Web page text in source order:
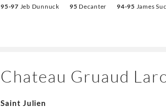
95-97 Jeb Dunnuck 95 Decanter 94-95 James
Chateau Gruaud
Saint Julien